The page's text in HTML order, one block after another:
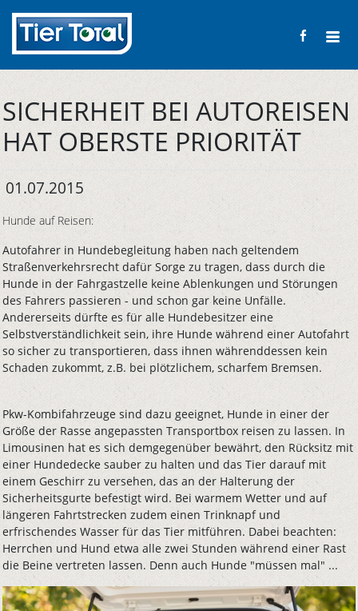
SICHERHEIT BEI AUTOREISEN
HAT OBERSTE PRIORITÄT
01.07.2015
Hunde auf Reisen:
Autofahrer in Hundebegleitung haben nach geltendem
Straßenverkehrsrecht dafür Sorge zu tragen, dass durch die
Hunde in der Fahrgastzelle keine Ablenkungen und Störungen
des Fahrers passieren - und schon gar keine Unfälle.
Andererseits dürfte es für alle Hundebesitzer eine
Selbstverständlichkeit sein, ihre Hunde während einer Autofahrt
so sicher zu transportieren, dass ihnen währenddessen kein
Schaden zukommt, z.B. bei plötzlichem, scharfem Bremsen.
Pkw-Kombifahrzeuge sind dazu geeignet, Hunde in einer der
Größe der Rasse angepassten Transportbox reisen zu lassen. In
Limousinen hat es sich demgegenüber bewährt, den Rücksitz mit
einer Hundedecke sauber zu halten und das Tier darauf mit
einem Geschirr zu versehen, das an der Halterung der
Sicherheitsgurte befestigt wird. Bei warmem Wetter und auf
längeren Fahrtstrecken zudem einen Trinknapf und
erfrischendes Wasser für das Tier mitführen. Dabei beachten:
Herrchen und Hund etwa alle zwei Stunden während einer Rast
die Beine vertreten lassen. Denn auch Hunde "müssen mal" ...